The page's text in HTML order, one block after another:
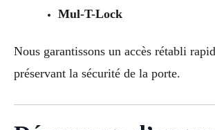
Mul-T-Lock
Nous garantissons un accès rétabli
préservant la sécurité de la porte.